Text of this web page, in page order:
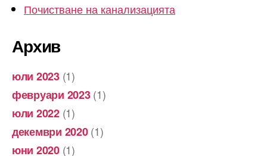
Почистване на канализацията
Архив
юли 2023(1)
февруари 2023(1)
юли 2022(1)
декември 2020(1)
юни 2020(1)